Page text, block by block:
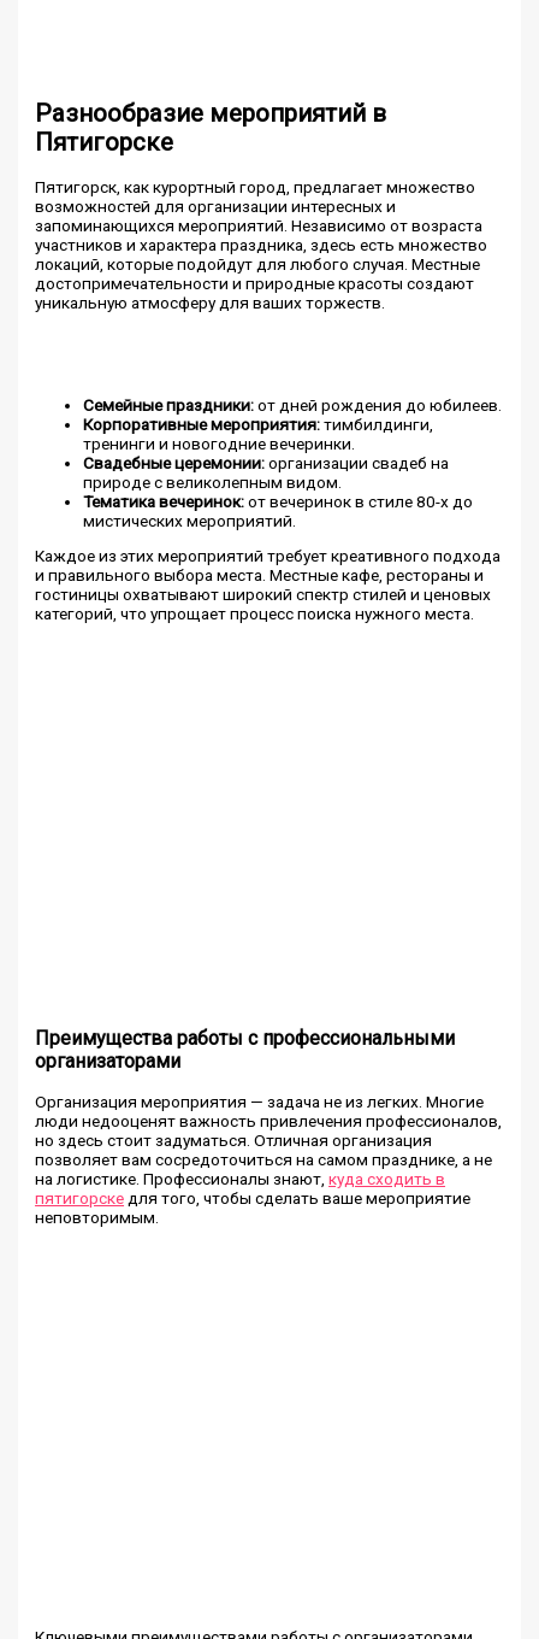
Разнообразие мероприятий в
Пятигорске
Пятигорск, как курортный город, предлагает множество
возможностей для организации интересных и
запоминающихся мероприятий. Независимо от возраста
участников и характера праздника, здесь есть множество
локаций, которые подойдут для любого случая. Местные
достопримечательности и природные красоты создают
уникальную атмосферу для ваших торжеств.
Семейные праздники:от дней рождения до юбилеев.
Корпоративные мероприятия:тимбилдинги,
тренинги и новогодние вечеринки.
Свадебные церемонии:организации свадеб на
природе с великолепным видом.
Тематика вечеринок:от вечеринок в стиле 80-х до
мистических мероприятий.
Каждое из этих мероприятий требует креативного подхода
и правильного выбора места. Местные кафе, рестораны и
гостиницы охватывают широкий спектр стилей и ценовых
категорий, что упрощает процесс поиска нужного места.
Преимущества работы с профессиональными
организаторами
Организация мероприятия — задача не из легких. Многие
люди недооценят важность привлечения профессионалов,
но здесь стоит задуматься. Отличная организация
позволяет вам сосредоточиться на самом празднике, а не
на логистике. Профессионалы знают,куда сходить в
пятигорске для того, чтобы сделать ваше мероприятие
неповторимым.